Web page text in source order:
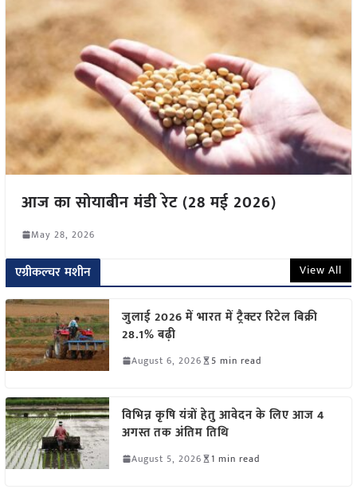
आज का सोयाबीन मंडी रेट (28 मई 2026)
May 28, 2026
एग्रीकल्चर मशीन View All
जुलाई 2026 में भारत में ट्रैक्टर रिटेल बिक्री
28.1% बढ़ी
August 6, 2026 5 min read
विभिन्न कृषि यंत्रों हेतु आवेदन के लिए आज 4
अगस्त तक अंतिम तिथि
August 5, 2026 1 min read